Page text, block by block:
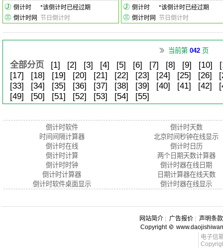
倒计时
*该倒计时已经过期
倒计时网
节日倒计时
倒计时
*该倒计时已经过期
倒计时网
节日倒计时
当前第 042 页
全部分页 [1] [2] [3] [4] [5] [6] [7] [8] [9] [10]
[17]
[18] [19] [20] [21] [22] [23] [24] [25] [26]
[33]
[34] [35] [36] [37] [38] [39] [40] [41] [42]
[49]
[50] [51] [52] [53] [54] [55]
倒计时软件
时间间隔计算器
倒计时在线
倒计时计算
倒计时时钟
倒计时计算器
倒计时软件桌面显示
倒计时天数
北京时间秒钟在线显示
倒计时日历
两个日期天数计算器
倒计时器在线日期
日期计算器在线天数
倒计时器在线显示
网站简介 广告报价
声明条款
Copyright
电子信